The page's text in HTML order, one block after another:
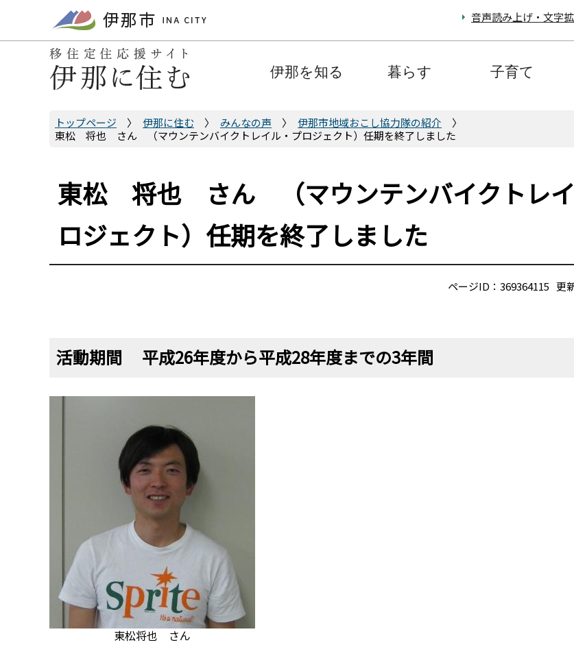
ペ
音声読み上げ・文字
伊那を知る 暮らす 子育て
トップページ 伊那に住む みんなの声
伊那市地域おこし協力隊の紹介
東松 将也 さん （マウンテンバイクトレイル・プロジェクト）任期を終了しました
東松 将也 さん （マウンテンバイクトレ
ロジェクト）任期を終了しました
ページID：369364115 更
活動期間 平成26年度から平成28年度までの3年間
東松将也 さん